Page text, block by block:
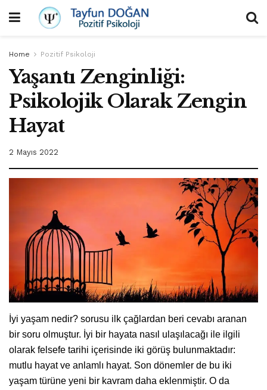
Home Pozitif Psikoloji
Yaşantı Zenginliği:
Psikolojik Olarak Zengin
Hayat
2 Mayıs 2022
İyi yaşam nedir? sorusu ilk çağlardan beri cevabı aranan
bir soru olmuştur. İyi bir hayata nasıl ulaşılacağı ile ilgili
olarak felsefe tarihi içerisinde iki görüş bulunmaktadır:
mutlu hayat ve anlamlı hayat. Son dönemler de bu iki
yaşam türüne yeni bir kavram daha eklenmiştir. O da